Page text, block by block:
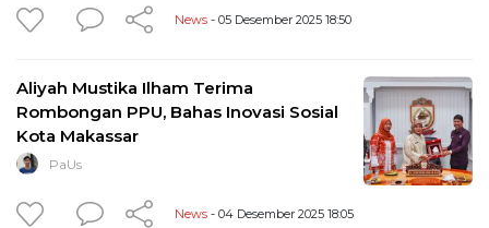
News - 05 Desember 2025 18:50
Aliyah Mustika Ilham Terima
Rombongan PPU, Bahas Inovasi Sosial
Kota Makassar
PaUs
News - 04 Desember 2025 18:05